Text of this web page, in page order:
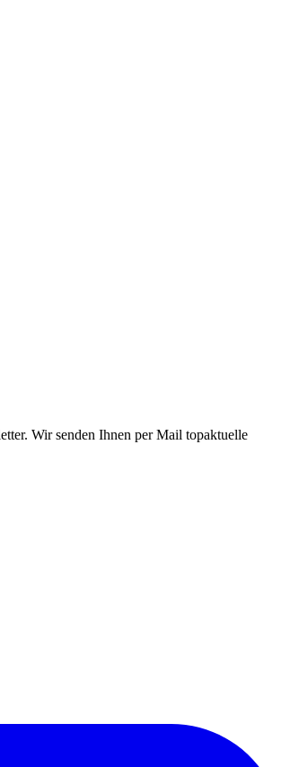
Wir senden Ihnen per Mail topaktuelle